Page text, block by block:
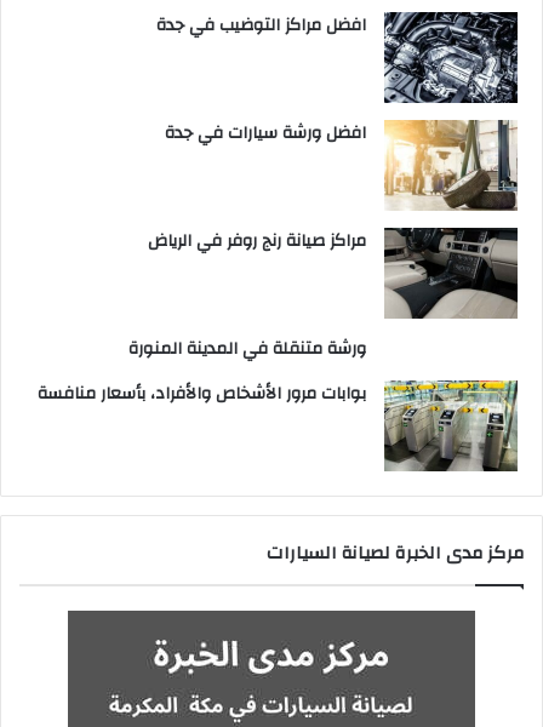
افضل مراكز التوضيب في جدة
افضل ورشة سيارات في جدة
مراكز صيانة رنج روفر في الرياض
ورشة متنقلة في المدينة المنورة
بوابات مرور الأشخاص والأفراد، بأسعار منافسة
مركز مدى الخبرة لصيانة السيارات